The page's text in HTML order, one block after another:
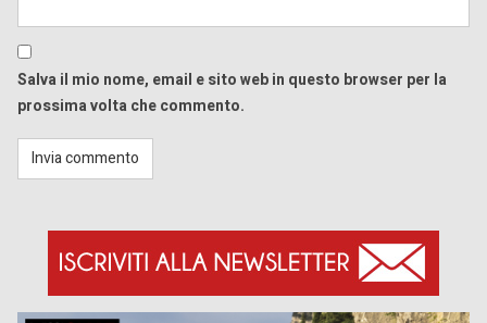
Salva il mio nome, email e sito web in questo browser per la
prossima volta che commento.